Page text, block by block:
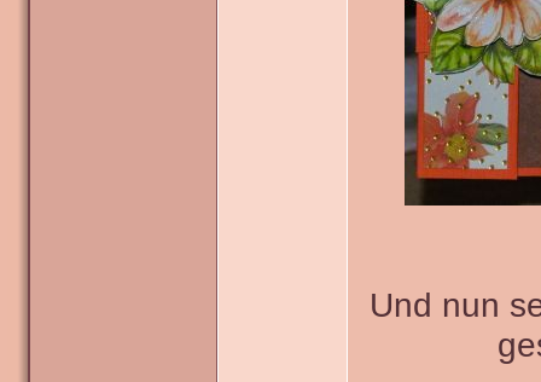
Und nun